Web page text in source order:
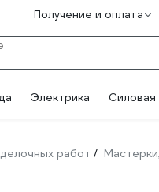
Получение и оплата
Электрика Силовая
работ /